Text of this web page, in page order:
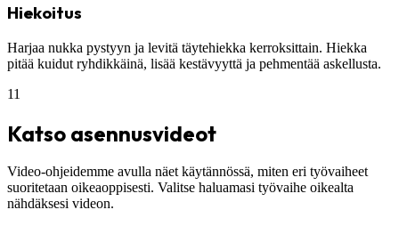
Hiekoitus
Harjaa nukka pystyyn ja levitä täytehiekka kerroksittain. Hiekka
pitää kuidut ryhdikkäinä, lisää kestävyyttä ja pehmentää askellusta.
11
Katso asennusvideot
Video-ohjeidemme avulla näet käytännössä, miten eri työvaiheet
suoritetaan oikeaoppisesti. Valitse haluamasi työvaihe oikealta
nähdäksesi videon.